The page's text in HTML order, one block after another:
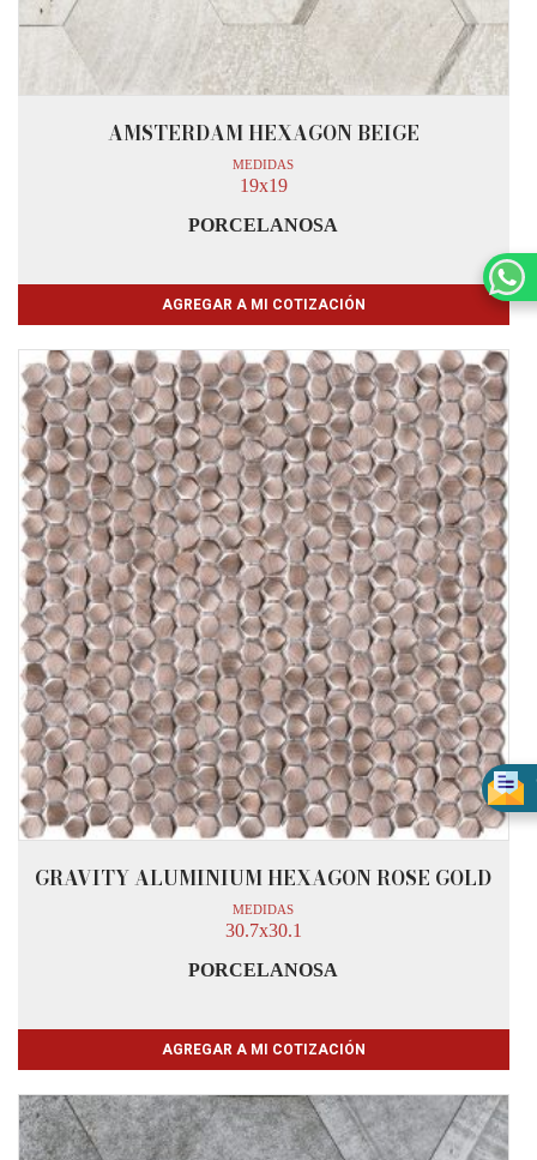
AMSTERDAM HEXAGON BEIGE
MEDIDAS
19x19
PORCELANOSA
AGREGAR A MI COTIZACIÓN
GRAVITY ALUMINIUM HEXAGON ROSE GOLD
MEDIDAS
30.7x30.1
PORCELANOSA
AGREGAR A MI COTIZACIÓN